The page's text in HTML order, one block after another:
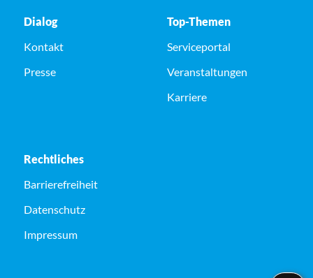
Dialog
Kontakt
Presse
Top-Themen
Serviceportal
Veranstaltungen
Karriere
Rechtliches
Barrierefreiheit
Datenschutz
Impressum